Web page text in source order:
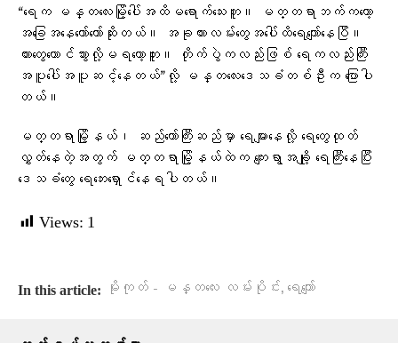
“ရေက မန္တလေးမြို့ပေါ်အထိ‌မရောက်သေးဘူ။ မတ္တရာဘက်ကတော့
အခြေအနေတော်တော်ဆိုးတယ်။ အခုကားလမ်းတွေအပေါ်ထိရေကျော်နေပြီ။
ကားတွေတောင်သွားလို့မရတော့ဘူး။ တိုက်ပွဲကလည်းဖြစ် ရေကလည်းကြီး
အပူပေါ်အပူဆင့်နေတယ်”လို့ မန္တလေးဒေသခံတစ်ဦးက ပြောပါ
တယ်။
မတ္တရာမြို့နယ်၊ ဆည်တော်ကြီးဆည်မှာ ရေများနေလို့ ရေတွေထုတ်
လွှတ်နေတဲ့အတွက် မတ္တရာမြို့နယ်ထဲက ကျေးရွာအချို့ ရေကြီးနေပြီး
ဒေသခံတွေ ရေဘေးရှောင်နေရပါတယ်။
Views: 1
In this article: မိုးကုတ် - မန္တလေး လမ်းပိုင်း, ရေကျော်